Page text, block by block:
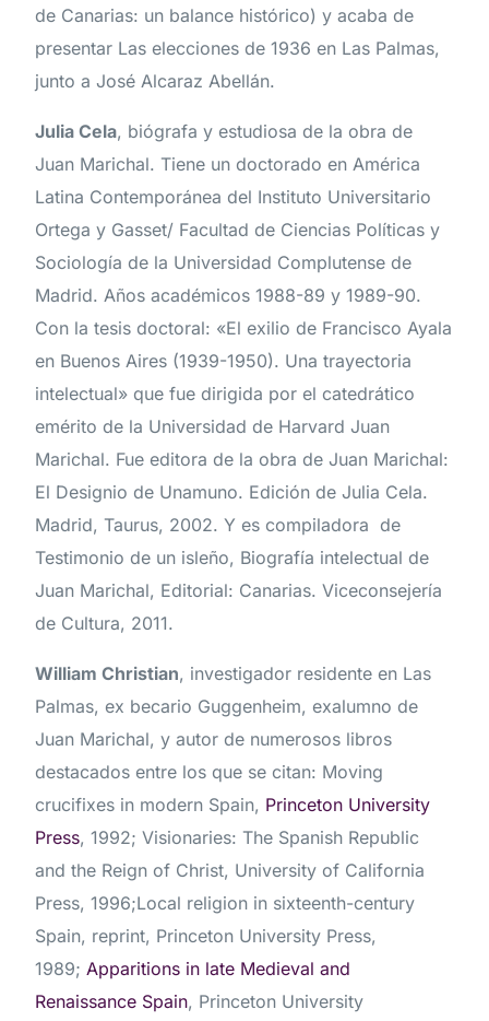
de Canarias: un balance histórico) y acaba de
presentar Las elecciones de 1936 en Las Palmas,
junto a José Alcaraz Abellán.
Julia Cela, biógrafa y estudiosa de la obra de
Juan Marichal. Tiene un doctorado en América
Latina Contemporánea del Instituto Universitario
Ortega y Gasset/ Facultad de Ciencias Políticas y
Sociología de la Universidad Complutense de
Madrid. Años académicos 1988-89 y 1989-90.
Con la tesis doctoral: «El exilio de Francisco Ayala
en Buenos Aires (1939-1950). Una trayectoria
intelectual» que fue dirigida por el catedrático
emérito de la Universidad de Harvard Juan
Marichal. Fue editora de la obra de Juan Marichal:
El Designio de Unamuno. Edición de Julia Cela.
Madrid, Taurus, 2002. Y es compiladora de
Testimonio de un isleño, Biografía intelectual de
Juan Marichal, Editorial: Canarias. Viceconsejería
de Cultura, 2011.
William Christian, investigador residente en Las
Palmas, ex becario Guggenheim, exalumno de
Juan Marichal, y autor de numerosos libros
destacados entre los que se citan: Moving
crucifixes in modern Spain, Princeton University
Press, 1992; Visionaries: The Spanish Republic
and the Reign of Christ, University of California
Press, 1996;Local religion in sixteenth-century
Spain, reprint, Princeton University Press,
1989; Apparitions in late Medieval and
Renaissance Spain, Princeton University